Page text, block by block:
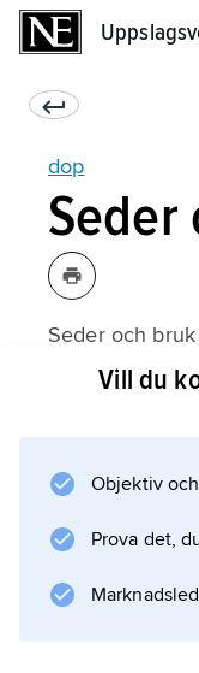
dop
Seder
Seder och
såväl som på
Vill du
Objektiv
Prova det,